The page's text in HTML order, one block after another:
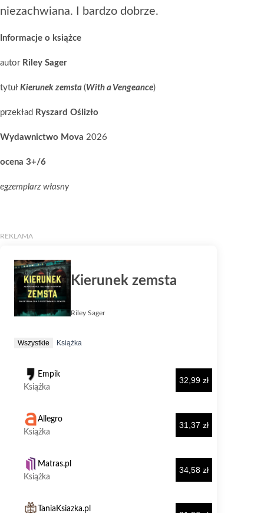
niezachwiana. I bardzo dobrze.
Informacje o książce
autor Riley Sager
tytuł Kierunek zemsta (With a Vengeance)
przekład Ryszard Oślizło
Wydawnictwo Mova 2026
ocena 3+/6
egzemplarz własny